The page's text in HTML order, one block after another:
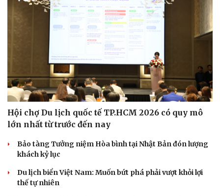
Hội chợ Du lịch quốc tế TP.HCM 2026 có quy mô
lớn nhất từ trước đến nay
Bảo tàng Tưởng niệm Hòa bình tại Nhật Bản đón lượng
khách kỷ lục
Du lịch biển Việt Nam: Muốn bứt phá phải vượt khỏi lợi
thế tự nhiên